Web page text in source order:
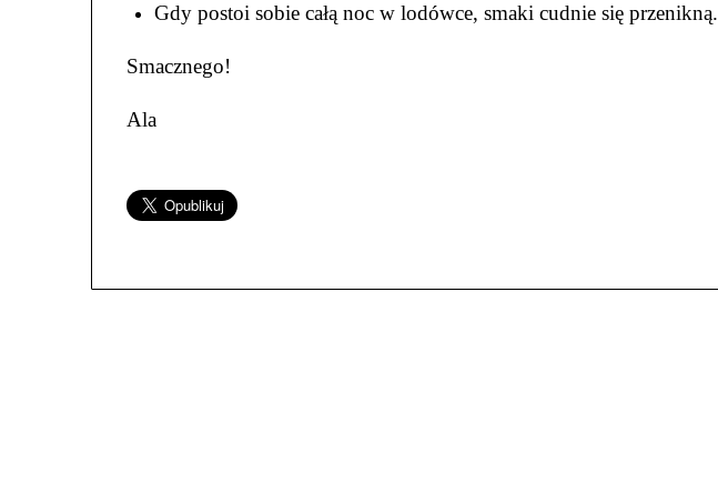
Gdy postoi sobie całą noc w lodówce, smaki cudnie się przenikną.
Smacznego!
Ala